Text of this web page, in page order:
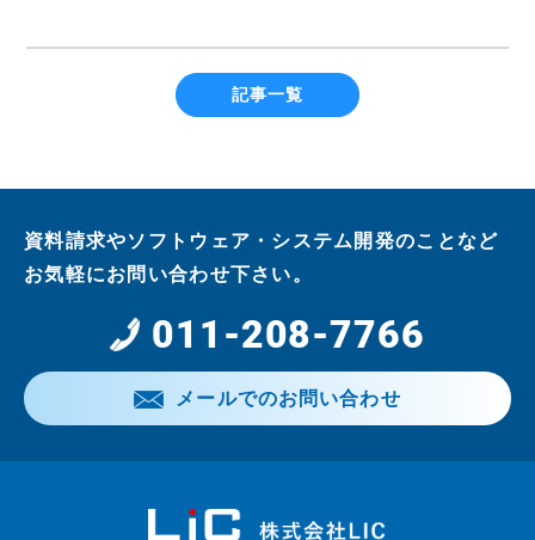
記事一覧
資料請求やソフトウェア・システム開発のことなど
お気軽にお問い合わせ下さい。
011-208-7766
メールでのお問い合わせ